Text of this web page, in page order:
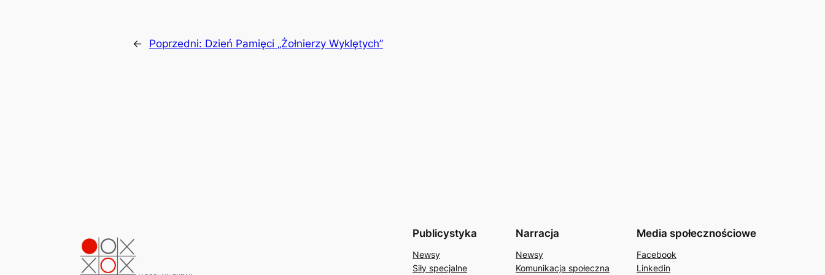
← Poprzedni: Dzień Pamięci „Żołnierzy Wyklętych”
Publicystyka
Newsy
Siły specjalne
Narracja
Newsy
Komunikacja społeczna
Media społecznościowe
Facebook
Linkedin